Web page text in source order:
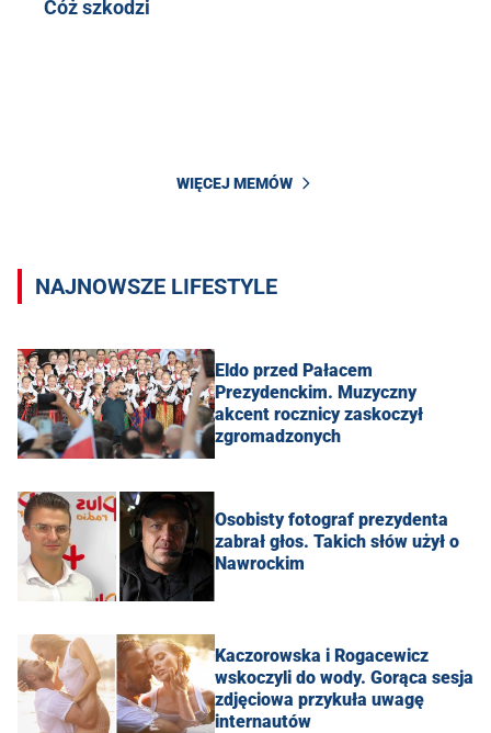
Cóż szkodzi
WIĘCEJ MEMÓW
NAJNOWSZE LIFESTYLE
Eldo przed Pałacem
Prezydenckim. Muzyczny
akcent rocznicy zaskoczył
zgromadzonych
Osobisty fotograf prezydenta
zabrał głos. Takich słów użył o
Nawrockim
Kaczorowska i Rogacewicz
wskoczyli do wody. Gorąca sesja
zdjęciowa przykuła uwagę
internautów